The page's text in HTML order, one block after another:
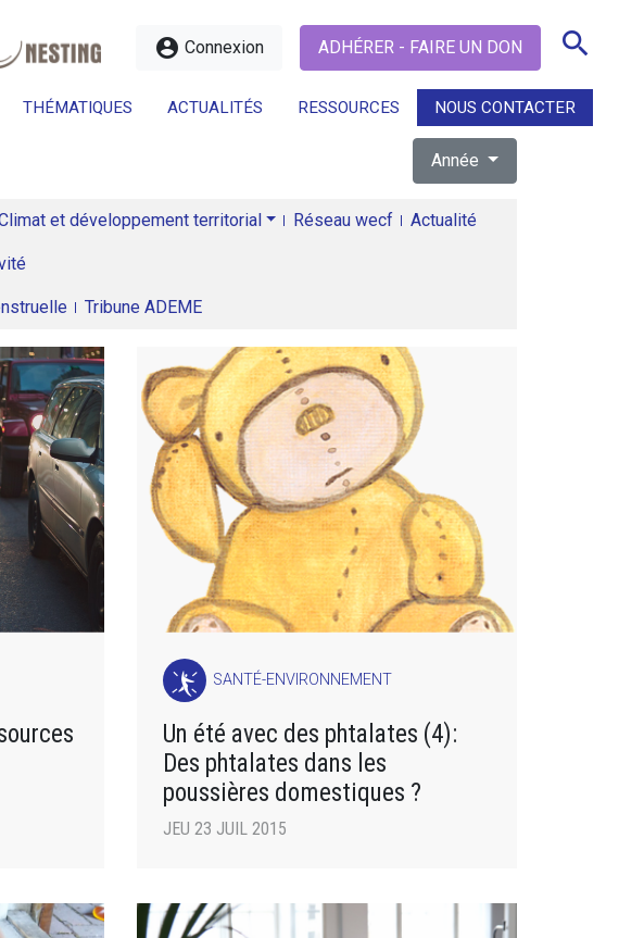
account_circle Connexion ADHÉRER - FAIRE UN DON search
THÉMATIQUES ACTUALITÉS RESSOURCES NOUS CONTACTER
search
Année
et développement territorial Réseau wecf Actualité
Tribune ADEME
SANTÉ-ENVIRONNEMENT
Un été avec des phtalates (4):
Des phtalates dans les
poussières domestiques ?
JEU 23 JUIL 2015